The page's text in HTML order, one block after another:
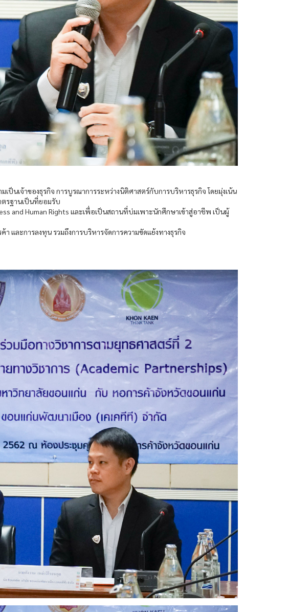
เจ้าของธุรกิจ การบูรณาการระหว่างนิติศาสตร์กับการบริหารธุรกิจ โดยมุ่งเน้น
รฐานเป็นที่ยอมรับ
and Human Rights และเพื่อเป็นสถานที่บ่มเพาะนักศึกษาเข้าสู่อาชีพ เป็นผู้
ละการลงทุน รวมถึงการบริหารจัดการความขัดแย้งทางธุรกิจ